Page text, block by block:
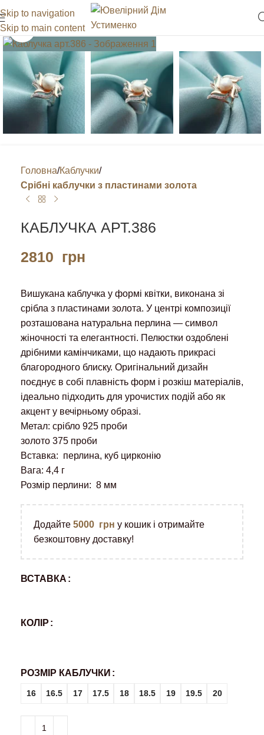
Skip to navigation
Skip to main content
Клацніть, щоб збільшити
Головна Каблучки
Срібні каблучки з пластинами золота
КАБЛУЧКА АРТ.386
2810 грн
Вишукана каблучка у формі квітки, виконана зі
срібла з пластинами золота. У центрі композиції
розташована натуральна перлина — символ
жіночності та елегантності. Пелюстки оздоблені
дрібними камінчиками, що надають прикрасі
благородного блиску. Оригінальний дизайн
поєднує в собі плавність форм і розкіш матеріалів,
ідеально підходить для урочистих подій або як
акцент у вечірньому образі.
Метал: срібло 925 проби
золото 375 проби
Вставка: перлина, куб цирконію
Вага: 4,4 г
Розмір перлини: 8 мм
Додайте 5000 грн у кошик і отримайте
безкоштовну доставку!
ВСТАВКА
КОЛІР
РОЗМІР КАБЛУЧКИ
16 16.5 17 17.5 18 18.5 19 19.5 20